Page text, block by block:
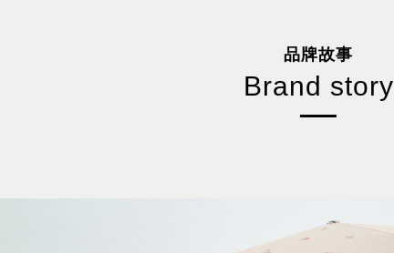
品牌故事
Brand story